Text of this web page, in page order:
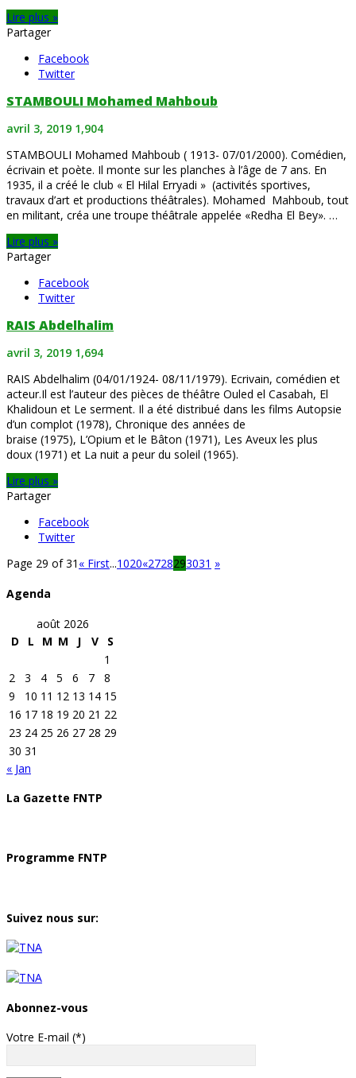
Lire plus »
Partager
Facebook
Twitter
STAMBOULI Mohamed Mahboub
avril 3, 2019 1,904
STAMBOULI Mohamed Mahboub ( 1913- 07/01/2000). Comédien,
écrivain et poète. Il monte sur les planches à l’âge de 7 ans. En
1935, il a créé le club « El Hilal Erryadi » (activités sportives,
travaux d’art et productions théâtrales). Mohamed Mahboub, tout
en militant, créa une troupe théâtrale appelée «Redha El Bey». …
Lire plus »
Partager
Facebook
Twitter
RAIS Abdelhalim
avril 3, 2019 1,694
RAIS Abdelhalim (04/01/1924- 08/11/1979). Ecrivain, comédien et
acteur.Il est l’auteur des pièces de théâtre Ouled el Casabah, El
Khalidoun et Le serment. Il a été distribué dans les films Autopsie
d’un complot (1978), Chronique des années de
braise (1975), L’Opium et le Bâton (1971), Les Aveux les plus
doux (1971) et La nuit a peur du soleil (1965).
Lire plus »
Partager
Facebook
Twitter
Page 29 of 31 « First...1020«2728293031 »
Agenda
août 2026
D
L M M J V
S
1
2
3 4 5 6 7
8
9
10 11 12 13 14 15
16 17 18 19 20 21 22
23 24 25 26 27 28 29
30 31
« Jan
La Gazette FNTP
Programme FNTP
Suivez nous sur:
Abonnez-vous
Votre E-mail (*)